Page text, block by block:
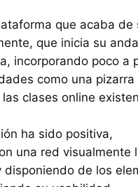
que acaba de
que inicia su
incorporando poco a
como una pizarra
clases online
ha sido positiva,
una red visualmente
disponiendo de los